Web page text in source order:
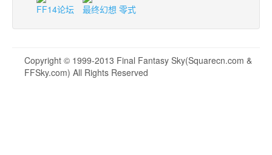
FF14论坛 最终幻想 零式
Copyright © 1999-2013 Final Fantasy Sky(Squarecn.com &
FFSky.com) All Rights Reserved